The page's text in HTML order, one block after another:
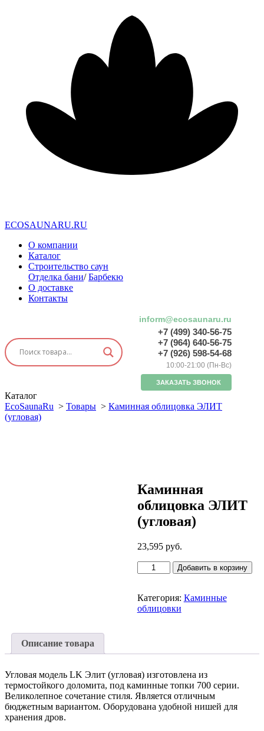
ECOSAUNARU.RU
О компании
Каталог
Строительство саун
Отделка бани/Барбекю
О доставке
Контакты
inform@ecosaunaru.ru
+7 (499) 340-56-75
+7 (964) 640-56-75
+7 (926) 598-54-68
10:00-21:00 (Пн-Вс)
ЗАКАЗАТЬ ЗВОНОК
Каталог
EcoSaunaRu > Товары > Каминная облицовка ЭЛИТ
(угловая)
Каминная
облицовка ЭЛИТ
(угловая)
23,595руб.
Количество
товара
облицовка
ЭЛИТ
Добавить в корзину
Категория: Каминные
облицовки
Описание товара
Угловая модель LK Элит (угловая) изготовлена из
термостойкого доломита, под каминные топки 700 серии.
Великолепное сочетание стиля. Является отличным
бюджетным вариантом. Оборудована удобной нишей для
хранения дров.